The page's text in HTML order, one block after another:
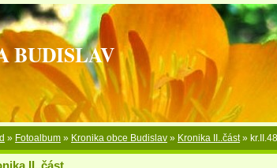
BUDISLAV
» Fotoalbum » Kronika obce Budislav » Kronika II..část» kr.II.48
II..část